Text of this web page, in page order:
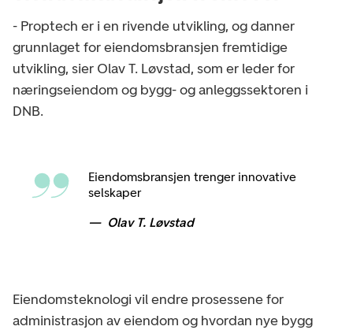
- Proptech er i en rivende utvikling, og danner
grunnlaget for eiendomsbransjen fremtidige
utvikling, sier Olav T. Løvstad, som er leder for
næringseiendom og bygg- og anleggssektoren i
DNB.
Eiendomsbransjen trenger innovative
selskaper
Olav T. Løvstad
Eiendomsteknologi vil endre prosessene for
administrasjon av eiendom og hvordan nye bygg